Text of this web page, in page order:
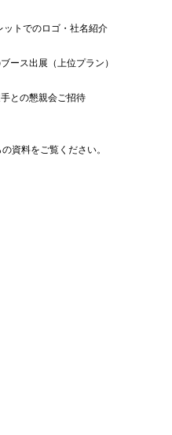
トでのロゴ・社名紹介
ース出展（上位プラン）
との懇親会ご招待
資料をご覧ください。